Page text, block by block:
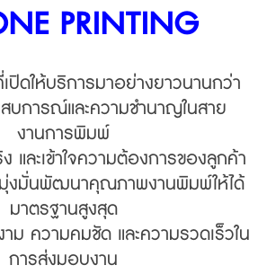
PRINTING
เปิดให้บริการมาอย่างยาวนานกว่า
บการณ์และความชำนาญในสาย
งานการพิมพ์
และเข้าใจความต้องการของลูกค้า
มุ่งมั่นพัฒนาคุณภาพงานพิมพ์ให้ได้
มาตรฐานสูงสุด
ม ความคมชัด และความรวดเร็วใน
การส่งมอบงาน